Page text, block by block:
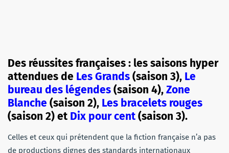
Des réussites françaises : les saisons hyper
attendues de Les Grands(saison 3), Le
bureau des légendes(saison 4),Zone
Blanche (saison 2), Les bracelets rouges
(saison 2) et Dix pour cent(saison 3).
Celles et ceux qui prétendent que la fiction française n’a pas
de productions dignes des standards internationaux